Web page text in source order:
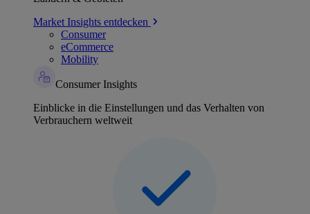
Market Insights entdecken
Consumer
eCommerce
Mobility
Consumer Insights
Einblicke in die Einstellungen und das Verhalten von
Verbrauchern weltweit